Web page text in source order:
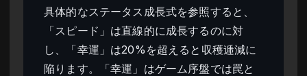
具体的なステータス成長式を参照すると、
「スピード」は直線的に成長するのに対
し、「幸運」は20%を超えると収穫逓減に
陥ります。「幸運」はゲーム序盤では罠と